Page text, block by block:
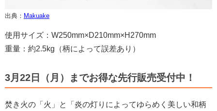
出典： Makuake
使用サイズ：W250mm×D210mm×H270mm
重量：約2.5kg（柄によって誤差あり）
3月22日（月）までお得な先行販売受付中！
焚き火の「火」と「炎の灯りによってゆらめく美しい和柄